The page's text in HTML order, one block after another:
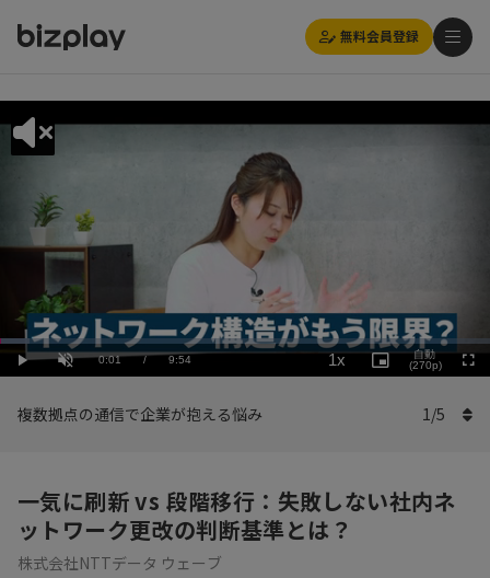
無料会員登録
Play UnmuteCurrent
0:01 / Duration
9:54
Loaded:
6.07%
1x
Playback
Rate
Picture-
in-
自動
(270p)
複数拠点の通信で企業が抱える悩み 1/5
一気に刷新 vs 段階移行：失敗しない社内ネ
ットワーク更改の判断基準とは？
株式会社NTTデータ ウェーブ